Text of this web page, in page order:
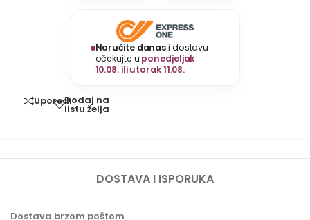
Naručite danasi dostavu
očekujte u ponedjeljak
10.08. ili utorak 11.08.
UporediDodaj na
listu želja
DOSTAVA I ISPORUKA
Dostava brzom poštom